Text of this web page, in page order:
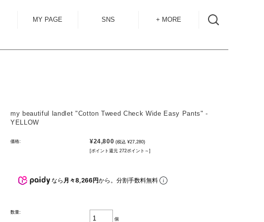
MY PAGE SNS + MORE
CONTACT
my beautiful landlet "Cotton Tweed Check Wide Easy Pants" -
YELLOW
価格: ¥24,800 (税込 ¥27,280)
[ポイント還元 272ポイント～]
なら 月々8,266円から。分割手数料無料
数量:
個